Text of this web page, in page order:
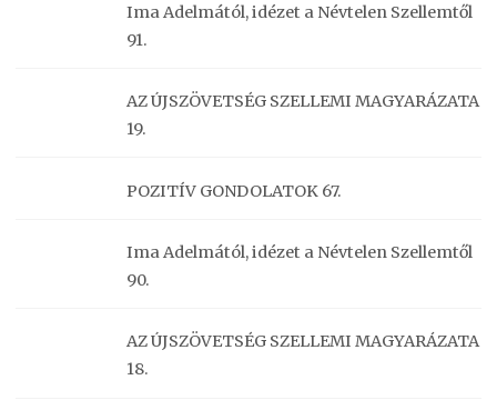
Ima Adelmától, idézet a Névtelen Szellemtől
91.
AZ ÚJSZÖVETSÉG SZELLEMI MAGYARÁZATA
19.
POZITÍV GONDOLATOK 67.
Ima Adelmától, idézet a Névtelen Szellemtől
90.
AZ ÚJSZÖVETSÉG SZELLEMI MAGYARÁZATA
18.